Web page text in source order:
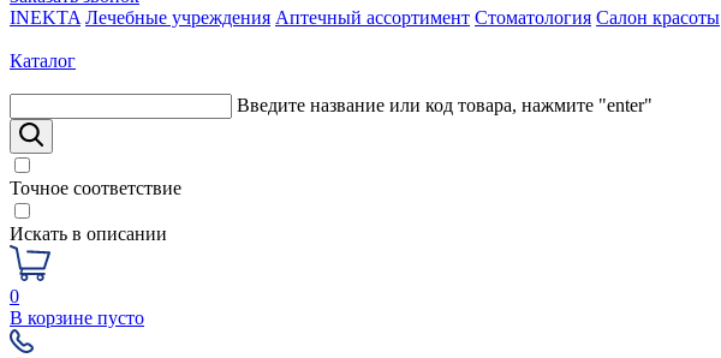
INEKTA Лечебные учреждения Аптечный ассортимент Стоматология Салон красоты
Каталог
Введите название или код товара, нажмите "enter"
Точное соответствие
Искать в описании
0
В корзине пусто